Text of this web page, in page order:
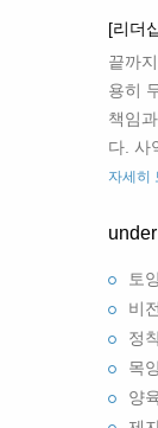
[리더
끝까
용히
책임
다. 사
자세히
토
비
정
목
양